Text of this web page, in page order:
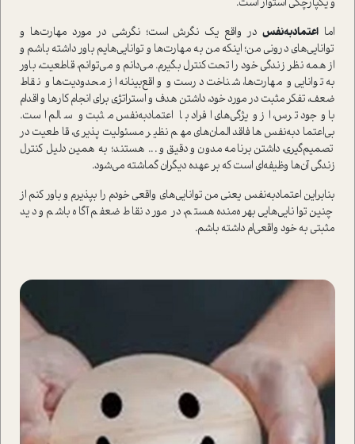
و یکپارچگی استوار است.
اما اعتمادبه‌نفسدر واقع یک نگرش است؛ نگرشی در مورد مهارت‌ها و
توانایی‌های درونی من؛ اینکه من به مهارت‌ها و توانایی‌هایم باور داشته باشم و
از همه نظر زندگی خود را تحت کنترل بگیرم. می‌دانم و می‌توانم، قاطعیت، باور
به توانایی و مهارت‌ها، شناخت درست و واقع‌بینانه از محدودیت‌ها و نقاط
ضعف، تفکر مثبت در مورد خود، داشتن هدف و استراتژی برای انجام کارها و اقدام
با وجود ترس، از ویژگی‌های افراد با ‌اعتمادبه‌نفس مثبت و سالم است.
بی‌اعتمادبه‌نفس‌ها فاقد المان‌های مهم نظیر مسئولیت‌پذیری، قاطعیت در
تصمیم‌گیری، داشتن برنامه مدون و دقیق و ... هستند؛ به همین دلیل کنترل
زندگی آن‌ها وظیفه‌ای است که بر عهده دیگران گماشته می‌شود.
بنابراین اعتمادبه‌نفس یعنی من توانایی‌های واقعی خودم را بپذیرم و باور کنم از
چنین توانایی‌هایی بهره‌منده هستم، در مورد نقاط ضعفم آگاه باشم و دید
مثبتی به خود واقعی‌ام داشته باشم.